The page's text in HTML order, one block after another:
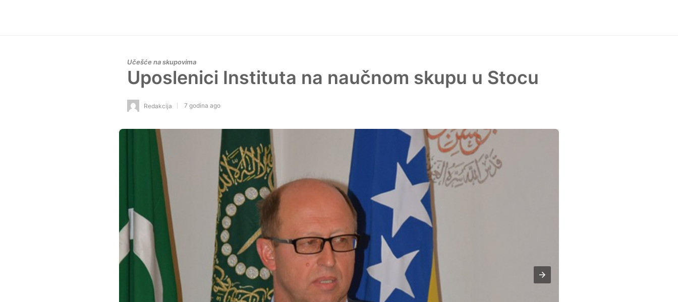
Učešće na skupovima
Uposlenici Instituta na naučnom skupu u Stocu
Redakcija 7 godina ago